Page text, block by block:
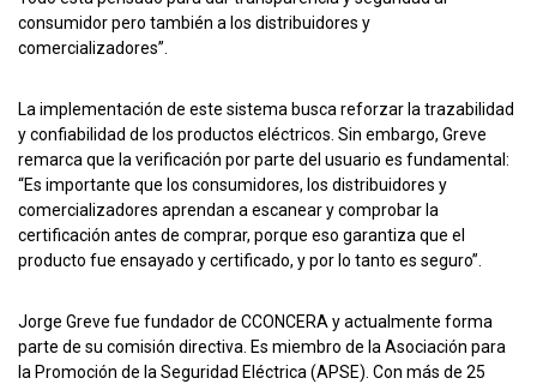
consumidor pero también a los distribuidores y
comercializadores”.
La implementación de este sistema busca reforzar la trazabilidad
y confiabilidad de los productos eléctricos. Sin embargo, Greve
remarca que la verificación por parte del usuario es fundamental:
“Es importante que los consumidores, los distribuidores y
comercializadores aprendan a escanear y comprobar la
certificación antes de comprar, porque eso garantiza que el
producto fue ensayado y certificado, y por lo tanto es seguro”.
Jorge Greve fue fundador de CCONCERA y actualmente forma
parte de su comisión directiva. Es miembro de la Asociación para
la Promoción de la Seguridad Eléctrica (APSE). Con más de 25